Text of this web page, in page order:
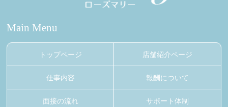
Main Menu
トップページ 店舗紹介ページ
仕事内容 報酬について
面接の流れ サポート体制